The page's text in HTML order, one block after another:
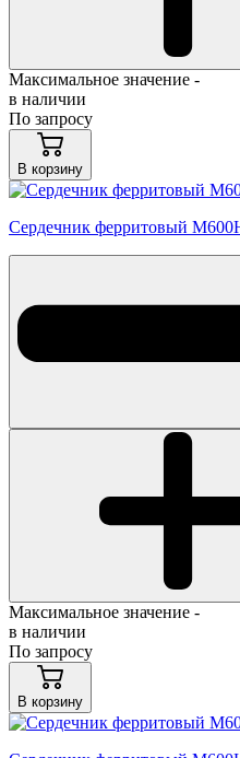
Максимальное значение -
в наличии
По запросу
В корзину
Сердечник ферритовый
Максимальное значение -
в наличии
По запросу
В корзину